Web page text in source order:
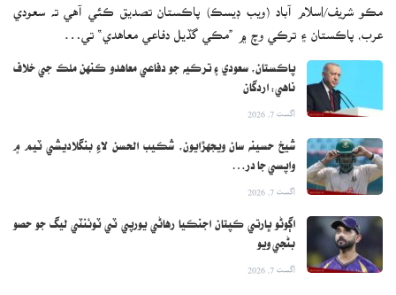
مڪو شريف/اسلام آباد (ويب ڊيسڪ) پاڪستان تصديق ڪئي آهي ته سعودي
عرب، پاڪستان ۽ ترڪي وچ ۾ ”مڪي گڏيل دفاعي معاهدي“ تي…
پاڪستان، سعودي ۽ ترڪيه جو دفاعي معاهدو ڪنهن ملڪ جي خلاف
ناهي: اردگان
اگست 7, 2026
شيخ حسينه سان ويجهڙايون، شڪيب الحسن لاءِ بنگلاديشي ٽيم ۾
واپسي جا در…
اگست 7, 2026
اڳوڻو ڀارتي ڪپتان اجنڪيا رهاڻي يورپي ٽي ٽوئنٽي ليگ جو حصو
بڻجي ويو
اگست 7, 2026